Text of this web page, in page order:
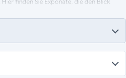
finden Sie Exponate, die den Blick
(Polystone).